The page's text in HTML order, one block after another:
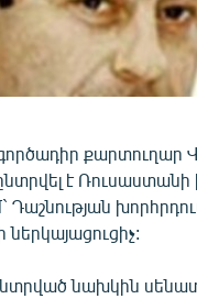
քարտուղար
ընտրվել է
Դաշնության
ներկայացուցիչ:
նախկին